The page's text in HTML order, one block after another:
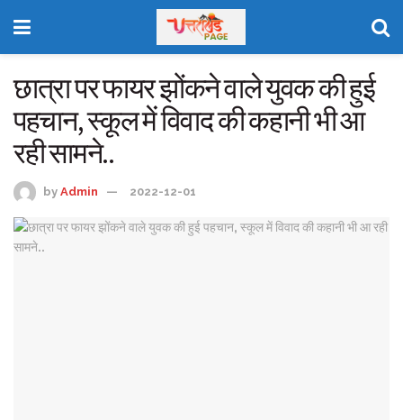
छात्रा पर फायर झोंकने वाले युवक की हुई
पहचान, स्कूल में विवाद की कहानी भी आ
रही सामने..
by Admin 2022-12-01